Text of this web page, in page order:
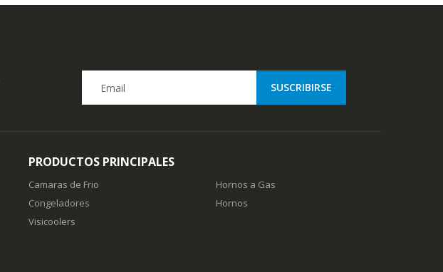
PRODUCTOS PRINCIPALES
Camaras de Frio
Congeladores
Visicoolers
Hornos a Gas
Hornos